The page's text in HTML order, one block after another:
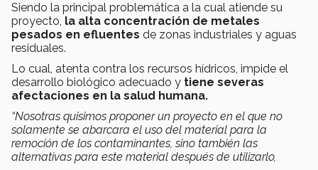
Siendo la principal problemática a la cual atiende su
proyecto, la alta concentración de metales
pesados en efluentes de zonas industriales y aguas
residuales.
Lo cual, atenta contra los recursos hídricos, impide el
desarrollo biológico adecuado y tiene severas
afectaciones en la salud humana.
“Nosotras quisimos proponer un proyecto en el que no
solamente se abarcara el uso del material para la
remoción de los contaminantes, sino también las
alternativas para este material después de utilizarlo,